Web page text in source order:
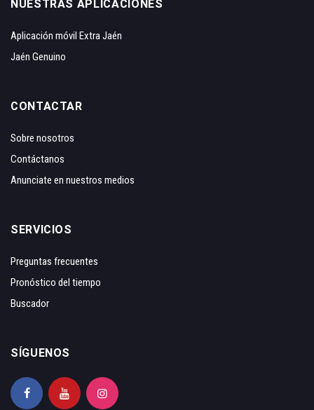
NUESTRAS APLICACIONES
Aplicación móvil Extra Jaén
Jaén Genuino
CONTACTAR
Sobre nosotros
Contáctanos
Anunciate en nuestros medios
SERVICIOS
Preguntas frecuentes
Pronóstico del tiempo
Buscador
SÍGUENOS